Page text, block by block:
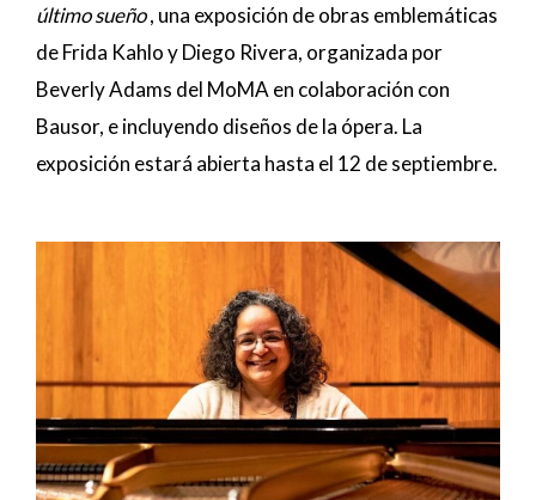
último sueño, una exposición de obras emblemáticas
de Frida Kahlo y Diego Rivera, organizada por
Beverly Adams del MoMA en colaboración con
Bausor, e incluyendo diseños de la ópera. La
exposición estará abierta hasta el 12 de septiembre.